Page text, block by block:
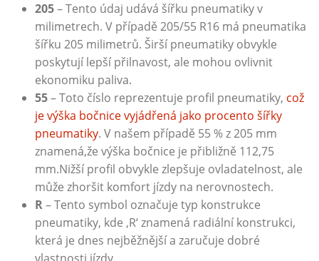
205– Tento údaj udává šířku pneumatiky v
milimetrech. V případě 205/55 R16 má pneumatika
šířku 205 milimetrů. Širší pneumatiky obvykle
poskytují lepší přilnavost, ale mohou ovlivnit
ekonomiku paliva.
55– Toto číslo reprezentuje profil pneumatiky, ‌ což
je výška bočnice vyjádřená jako procento šířky
⁤pneumatiky. V našem případě 55 % z 205 mm
znamená,že výška bočnice je přibližně 112,75
mm.Nižší profil obvykle zlepšuje ovladatelnost, ⁤ale
může zhoršit komfort jízdy na nerovnostech.
R– Tento symbol označuje typ konstrukce
⁣pneumatiky, kde ‚R‘ znamená radiální konstrukci,
která je dnes nejběžnější a zaručuje dobré